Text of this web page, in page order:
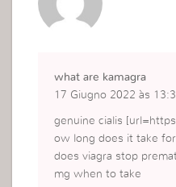
what are kamagra
17 Giugno 2022 às
genuine cialis
ow long does it take
does viagra stop
mg when to take